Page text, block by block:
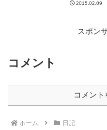
ごく楽しかったです。個人的なベ
2015.02.09
スポン
コメント
コメント
ホーム 日記